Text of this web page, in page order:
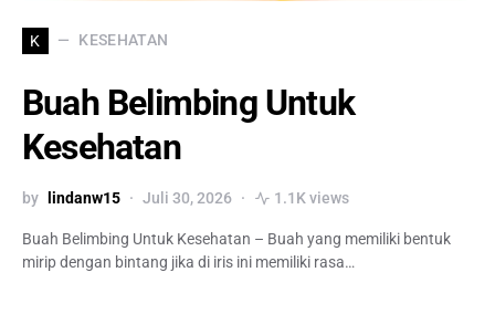
K KESEHATAN
Buah Belimbing Untuk
Kesehatan
by lindanw15 Juli 30, 2026 1.1K views
Buah Belimbing Untuk Kesehatan – Buah yang memiliki bentuk
mirip dengan bintang jika di iris ini memiliki rasa…